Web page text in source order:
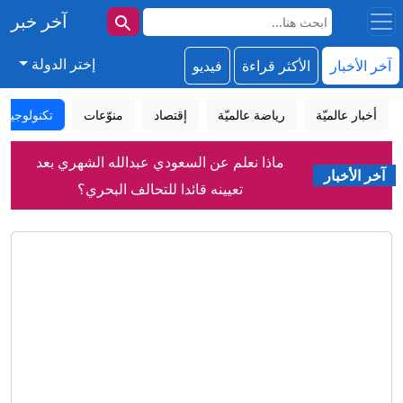
آخر خبر
آخر الأخبار الأكثر قراءة فيديو إختر الدولة
أخبار عالميّة رياضة عالميّة إقتصاد منوّعات تكنولوجيا
آخر الأخبار
ماذا نعلم عن السعودي عبدالله الشهري بعد
تعيينه قائدا للتحالف البحري؟
مزاعم روسية بتورط الناتو في توجيه